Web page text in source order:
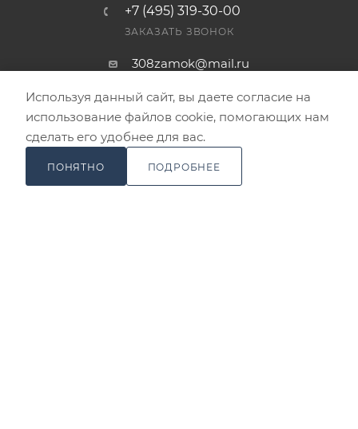
Используя данный сайт, вы даете согласие на
использование файлов cookie, помогающих нам
сделать его удобнее для вас.
ПОНЯТНО ПОДРОБНЕЕ
+7 (495) 319-30-00
ЗАКАЗАТЬ ЗВОНОК
308zamok@mail.ru
г. Москва, ул. Варшавское ш., 158,
корп.1
ИНН 7726402062